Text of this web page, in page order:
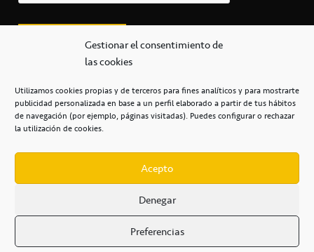
Gestionar el consentimiento de
las cookies
Utilizamos cookies propias y de terceros para fines analíticos y para mostrarte
publicidad personalizada en base a un perfil elaborado a partir de tus hábitos
de navegación (por ejemplo, páginas visitadas). Puedes configurar o rechazar
la utilización de cookies.
Acepto
Denegar
Preferencias
secretaria@cbcanarias.es
+34 922 253 684
Casa del Deporte / 38108 – La Laguna
POLÍTICA DE PRIVACIDAD / POLÍTICA DE COOKIES /
AVISO LEGAL / CONDICIONES